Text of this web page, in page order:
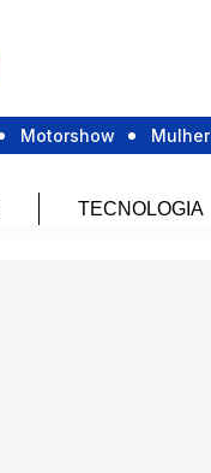
Motorshow Mulher
TECNOLOGIA